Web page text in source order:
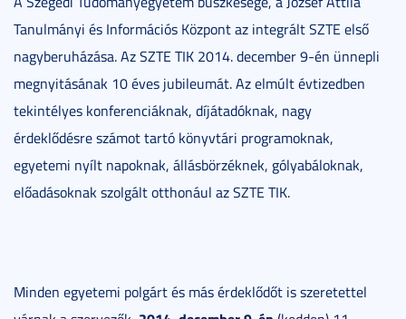
Tanulmányi és Információs Központ az integrált SZTE első
nagyberuházása. Az SZTE TIK 2014. december 9-én ünnepli
megnyitásának 10 éves jubileumát. Az elmúlt évtizedben
tekintélyes konferenciáknak, díjátadóknak, nagy
érdeklődésre számot tartó könyvtári programoknak,
egyetemi nyílt napoknak, állásbörzéknek, gólyabáloknak,
előadásoknak szolgált otthonául az SZTE TIK.
Minden egyetemi polgárt és más érdeklődőt is szeretettel